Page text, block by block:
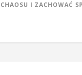
I ZACHOWAĆ